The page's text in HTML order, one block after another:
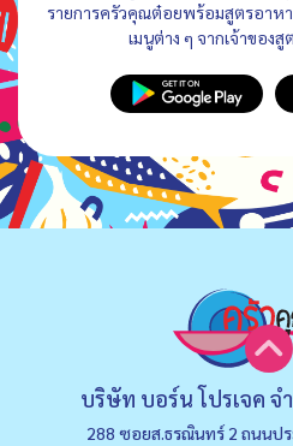
รายการครัวคุณต๋อยพร้อมสูตรอาห
เมนูต่าง ๆ จากเจ้าของ
บริษัท บอร์น โปรเจค จ
288 ซอยส.ธรณินทร์ 2 ถนนป